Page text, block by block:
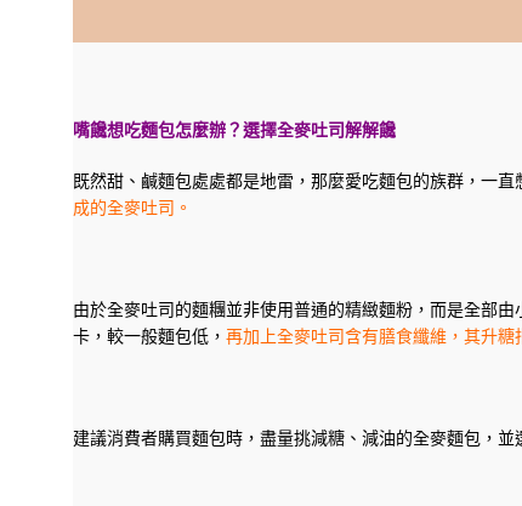
嘴饞想吃麵包怎麼辦？選擇全麥吐司解解饞
既然甜、鹹麵包處處都是地雷，那麼愛吃麵包的族群，一
成的全麥吐司。
由於全麥吐司的麵糰並非使用普通的精緻麵粉，而是全部
卡，較一般麵包低， 再加上全麥吐司含有膳食纖維，其升
建議消費者購買麵包時，盡量挑減糖、減油的全麥麵包，